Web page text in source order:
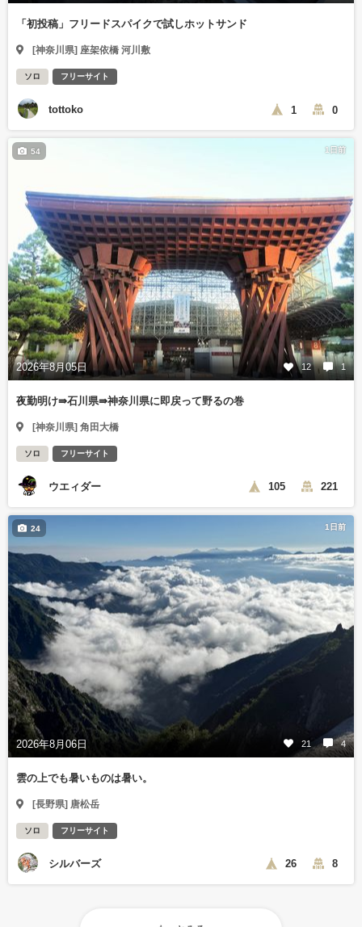
「初投稿」フリードスパイクで試しホットサンド
[神奈川県] 座架依橋 河川敷
ソロ フリーサイト
tottoko 1 0
1日前
2026年8月05日 12 1
54
夜勤明け⇛石川県⇛神奈川県に即戻って野るの巻
[神奈川県] 角田大橋
ソロ フリーサイト
ウエィダー 105 221
1日前
2026年8月06日 21 4
24
雲の上でも暑いものは暑い。
[長野県] 唐松岳
ソロ フリーサイト
シルバーズ 26 8